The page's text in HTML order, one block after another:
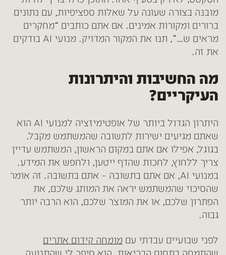
מובנה בצורה שעונה על שאלות ספציפיות, עם נתונים
ברורים ומקורות אמינים. אם אתם כותבים “מחקרים
מראים ש…”, תנו את המקור המדויק. מנועי AI בודקים
את זה.
מה החשיבות והיתרונות
העיקריים?
היתרון הגדול ביותר של אופטימיזציה למנועי AI הוא
שאתם מגיעים ישירות לתשובה שהמשתמש מקבל.
בגוגל, אפילו אם אתם במקום הראשון, המשתמש עדיין
צריך ללחוץ, לחכות שהדף ייטען, ולחפש את המידע.
במנועי AI, אם אתם בתשובה – אתם בתשובה. זה אומר
שהסיכוי שהמשתמש יראה את המותג שלכם, את
הפתרון שלכם, או את המוצר שלכם, הוא הרבה יותר
גבוה.
לפני שבועיים עבדתי עם מומחה קידום אתרים